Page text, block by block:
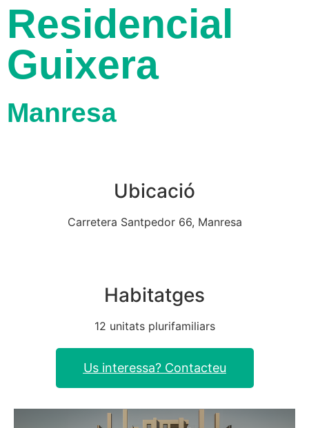
Residencial
Guixera
Manresa
Ubicació
Carretera Santpedor 66, Manresa
Habitatges
12 unitats plurifamiliars
Us interessa? Contacteu